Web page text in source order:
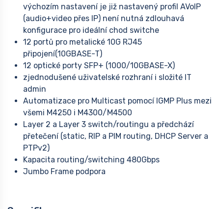
výchozím nastavení je již nastavený profil AVoIP
(audio+video přes IP) není nutná zdlouhavá
konfigurace pro ideální chod switche
12 portů pro metalické 10G RJ45
připojení(10GBASE-T)
12 optické porty SFP+ (1000/10GBASE-X)
zjednodušené uživatelské rozhraní i složité IT
admin
Automatizace pro Multicast pomocí IGMP Plus mezi
všemi M4250 i M4300/M4500
Layer 2 a Layer 3 switch/routingu a předchází
přetečení (static, RIP a PIM routing, DHCP Server a
PTPv2)
Kapacita routing/switching 480Gbps
Jumbo Frame podpora